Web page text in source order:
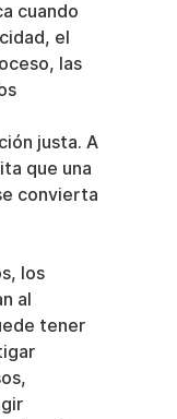
cuando
el
las
justa. A
que una
convierta
los
al
tener